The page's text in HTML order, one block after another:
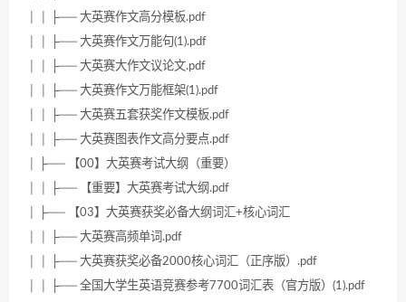
│ │ ├── 大英赛作文高分模板.pdf
│ │ ├── 大英赛作文万能句(1).pdf
│ │ ├── 大英赛大作文议论文.pdf
│ │ ├── 大英赛作文万能框架(1).pdf
│ │ ├── 大英赛五套获奖作文模板.pdf
│ │ ├── 大英赛图表作文高分要点.pdf
│ ├── 【00】大英赛考试大纲（重要）
│ │ ├── 【重要】大英赛考试大纲.pdf
│ ├── 【03】大英赛获奖必备大纲词汇+核心词汇
│ │ ├── 大英赛高频单词.pdf
│ │ ├── 大英赛获奖必备2000核心词汇（正序版）.pdf
│ │ ├── 全国大学生英语竞赛参考7700词汇表（官方版）(1).pdf